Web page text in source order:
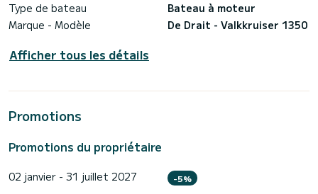
Type de bateau
Bateau à moteur
Marque - Modèle
De Drait - Valkkruiser 1350
Afficher tous les détails
Promotions
Promotions du propriétaire
02 janvier - 31 juillet 2027 -5%